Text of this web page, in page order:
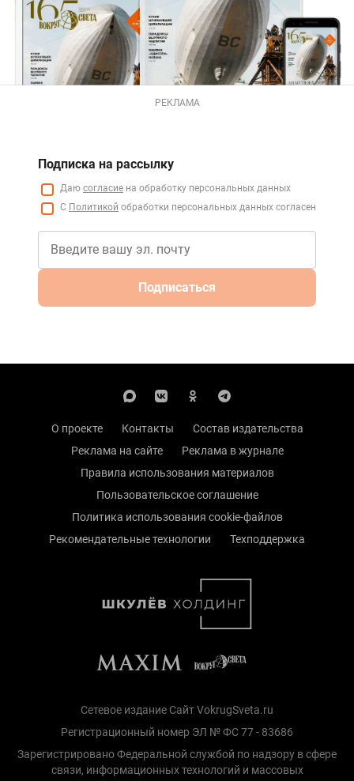
РЕКЛАМА
Подписка на рассылку
Даю согласие на обработку персональных данных
С Политикой обработки персональных данных согласен
Подписаться
О проекте Контакты
Состав издательства
Реклама на сайте
Реклама в журнале
Правила использования материалов
Пользовательское соглашение
Политика использования cookie-файлов
Рекомендательные технологии
Техподдержка
Сетевое издание Сайт VokrugSveta.ru
Регистрационный номер ЭЛ № ФС 77 - 83686
Зарегистрировано Федеральной службой по надзору в сфере
связи, информационных технологий и массовых